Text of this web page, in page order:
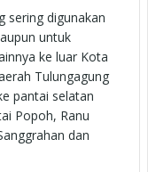
sering digunakan
untuk
ke luar Kota
Tulungagung
pantai selatan
Popoh, Ranu
dan